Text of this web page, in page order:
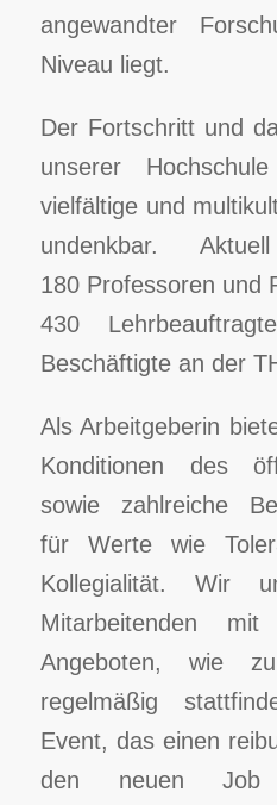
angewandter
Niveau liegt.
Der Fortschritt und
unserer
vielfältige und
undenkbar.
180 Professoren und
430
Beschäftigte an der
Als Arbeitgeberin
Konditionen des
sowie zahlreiche
für Werte wie
Kollegialität. Wir
Mitarbeitenden mit
Angeboten, wie
regelmäßig
Event, das einen
den neuen Job